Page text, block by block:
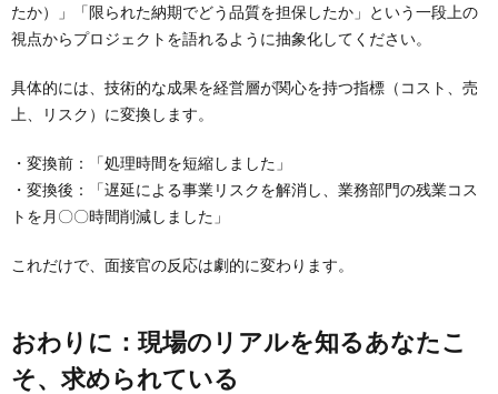
たか）」「限られた納期でどう品質を担保したか」という一段上の
視点からプロジェクトを語れるように抽象化してください。
具体的には、技術的な成果を経営層が関心を持つ指標（コスト、売
上、リスク）に変換します。
・変換前：「処理時間を短縮しました」
・変換後：「遅延による事業リスクを解消し、業務部門の残業コス
トを月〇〇時間削減しました」
これだけで、面接官の反応は劇的に変わります。
おわりに：現場のリアルを知るあなたこ
そ、求められている